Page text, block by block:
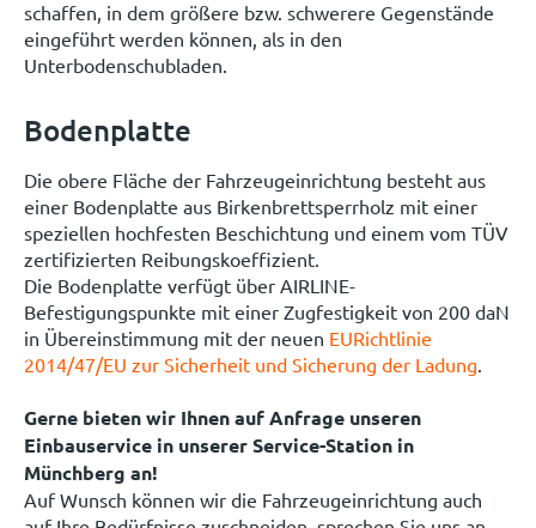
schaffen, in dem größere bzw. schwerere Gegenstände
eingeführt werden können, als in den
Unterbodenschubladen.
Bodenplatte
Die obere Fläche der Fahrzeugeinrichtung besteht aus
einer Bodenplatte aus Birkenbrettsperrholz mit einer
speziellen hochfesten Beschichtung und einem vom TÜV
zertifizierten Reibungskoeffizient.
Die Bodenplatte verfügt über AIRLINE-
Befestigungspunkte mit einer Zugfestigkeit von 200 daN
in Übereinstimmung mit der neuen EURichtlinie
2014/47/EU zur Sicherheit und Sicherung der Ladung.
Gerne bieten wir Ihnen auf Anfrage unseren
Einbauservice in unserer Service-Station in
Münchberg an!
Auf Wunsch können wir die Fahrzeugeinrichtung auch